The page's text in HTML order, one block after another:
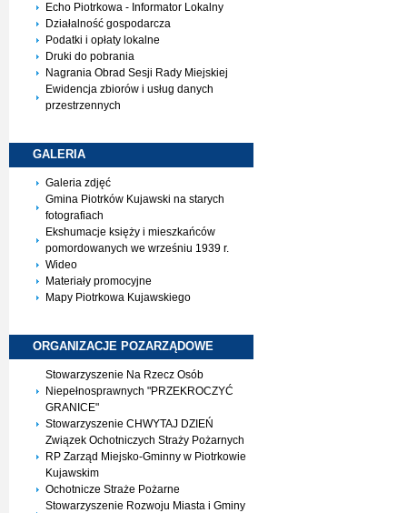
Echo Piotrkowa - Informator Lokalny
Działalność gospodarcza
Podatki i opłaty lokalne
Druki do pobrania
Nagrania Obrad Sesji Rady Miejskiej
Ewidencja zbiorów i usług danych
przestrzennych
GALERIA
Galeria zdjęć
Gmina Piotrków Kujawski na starych
fotografiach
Ekshumacje księży i mieszkańców
pomordowanych we wrześniu 1939 r.
Wideo
Materiały promocyjne
Mapy Piotrkowa Kujawskiego
ORGANIZACJE POZARZĄDOWE
Stowarzyszenie Na Rzecz Osób
Niepełnosprawnych "PRZEKROCZYĆ
GRANICE"
Stowarzyszenie CHWYTAJ DZIEŃ
Związek Ochotniczych Straży Pożarnych
RP Zarząd Miejsko-Gminny w Piotrkowie
Kujawskim
Ochotnicze Straże Pożarne
Stowarzyszenie Rozwoju Miasta i Gminy